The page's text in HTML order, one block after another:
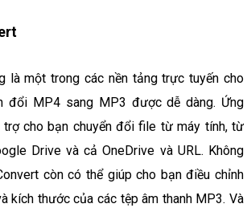
là một trong các nền tảng trực tuyến cho
đổi MP4 sang MP3 được dễ dàng. Ứng
trợ cho bạn chuyển đổi file từ máy tính, từ
Drive và cả OneDrive và URL. Không
còn có thể giúp cho bạn điều chỉnh
kích thước của các tệp âm thanh MP3. Và